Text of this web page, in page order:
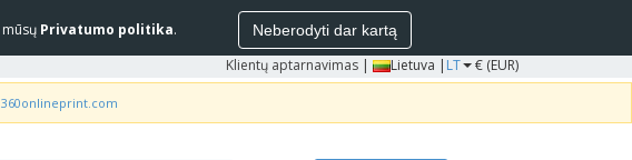
Privatumo politika. Neberodyti dar kartą
Klientų aptarnavimas | Lietuva | LT € (EUR)